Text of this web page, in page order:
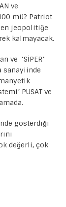
ve
mü? Patriot
jeopolitiğe
kalmayacak.
ve ‘SİPER’
sanayiinde
PUSAT ve
gösterdiği
değerli, çok